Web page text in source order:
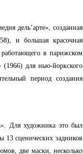
дель’арте», созданная
и большая красочная
в парижском
для нью-йоркского
период создания
Для художника это был
13 сценических задников
две маски, несколько